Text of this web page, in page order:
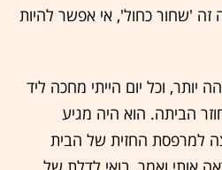
זה 'שחור כחול', אי אפשר להיות
יותר, וכל יום הייתי מחכה ליד
הביתה. הוא היה מגיע
למרפסת החזית של הבית